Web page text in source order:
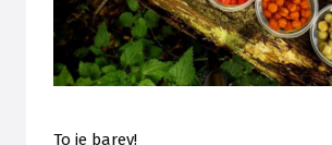
To je barev!